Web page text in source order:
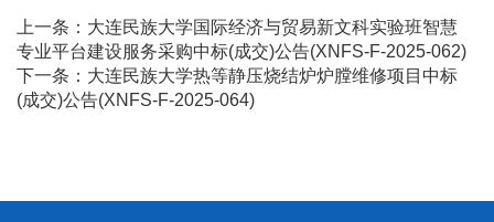
上一条： 大连民族大学国际经济与贸易新文科实验班智慧
专业平台建设服务采购中标(成交)公告(XNFS-F-2025-062)
下一条： 大连民族大学热等静压烧结炉炉膛维修项目中标
(成交)公告(XNFS-F-2025-064)